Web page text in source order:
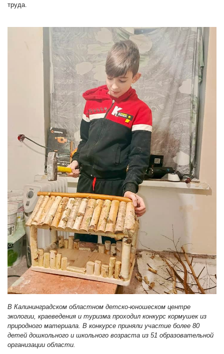
труда.
В Калининградском областном детско-юношеском центре
экологии, краеведения и туризма проходил конкурс кормушек из
природного материала. В конкурсе приняли участие более 80
детей дошкольного и школьного возраста из 51 образовательной
организации области.